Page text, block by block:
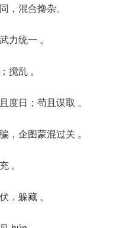
，混合搀杂。
力统一 。
搅乱 。
度日；苟且谋取 。
，企图蒙混过关 。
。
，躲藏 。